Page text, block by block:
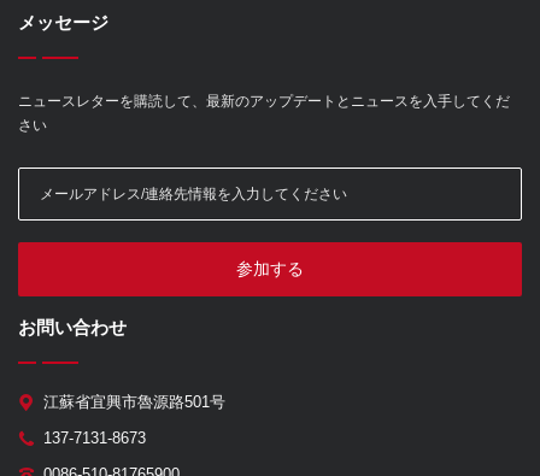
メッセージ
ニュースレターを購読して、最新のアップデートとニュースを入手してくだ
さい
参加する
お問い合わせ
江蘇省宜興市魯源路501号
137-7131-8673